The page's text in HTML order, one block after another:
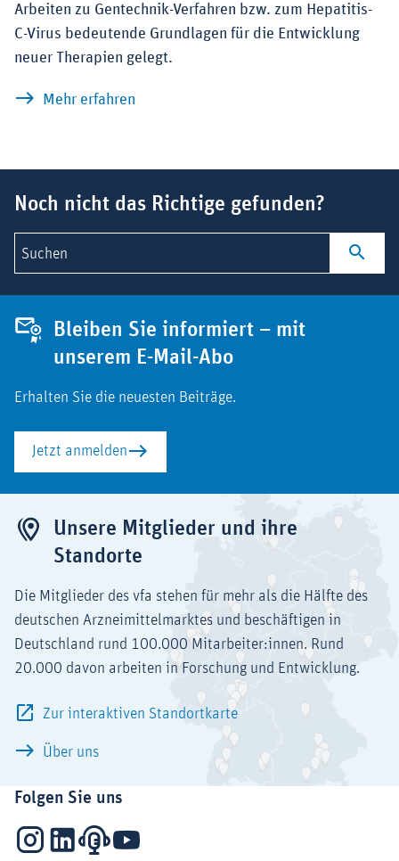
Arbeiten zu Gentechnik-Verfahren bzw. zum Hepatitis-
C-Virus bedeutende Grundlagen für die Entwicklung
neuer Therapien gelegt.
Mehr erfahren
Noch nicht das Richtige gefunden?
Suchen
Bleiben Sie informiert – mit
unserem E-Mail-Abo
Erhalten Sie die neuesten Beiträge.
Jetzt anmelden
Unsere Mitglieder und ihre
Standorte
Die Mitglieder des vfa stehen für mehr als die Hälfte des
deutschen Arzneimittelmarktes und beschäftigen in
Deutschland rund 100.000 Mitarbeiter:innen. Rund
20.000 davon arbeiten in Forschung und Entwicklung.
Zur interaktiven Standortkarte
Über uns
Folgen Sie uns
InstagramLinkedInPodcastsYouTube